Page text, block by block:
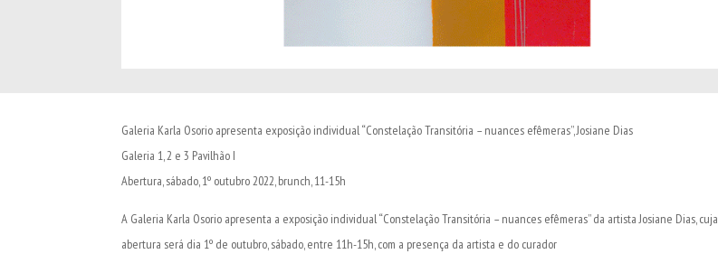
Galeria Karla Osorio apresenta exposição individual “Constelação Transitória – nuances efêmeras”, Josiane Dias
Galeria 1, 2 e 3 Pavilhão I
Abertura, sábado, 1º outubro 2022, brunch, 11-15h
A Galeria Karla Osorio apresenta a exposição individual “Constelação Transitória – nuances efêmeras” da artista Josiane Dias, cuja
abertura será dia 1º de outubro, sábado, entre 11h-15h, com a presença da artista e do curador